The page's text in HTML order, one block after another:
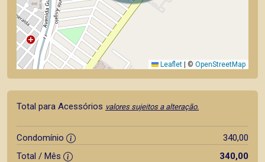
Leaflet | © OpenStreetMap
Total para Acessórios valores sujeitos a alteração.
Condomínio
340,00
Total / Mês
340,00